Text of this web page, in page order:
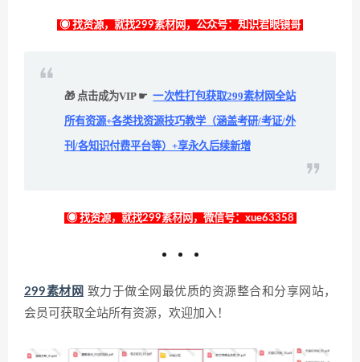
◉ 找资源，就找299素材网，公众号：知识君眼镜哥
🎁 点击成为VIP ☛ 一次性打包获取299素材网全站
所有资源+各类找资源技巧教学（涵盖考研/考证/外
刊/各知识付费平台等）+享永久后续新增
◉ 找资源，就找299素材网，微信号：xue63358
299素材网 致力于做全网最优质的资源整合和分享网站，
会员可获取全站所有资源，欢迎加入！